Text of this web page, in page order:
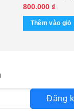
Nguyễn Hưng
800.000 ₫
Thêm vào giỏ
Đăng